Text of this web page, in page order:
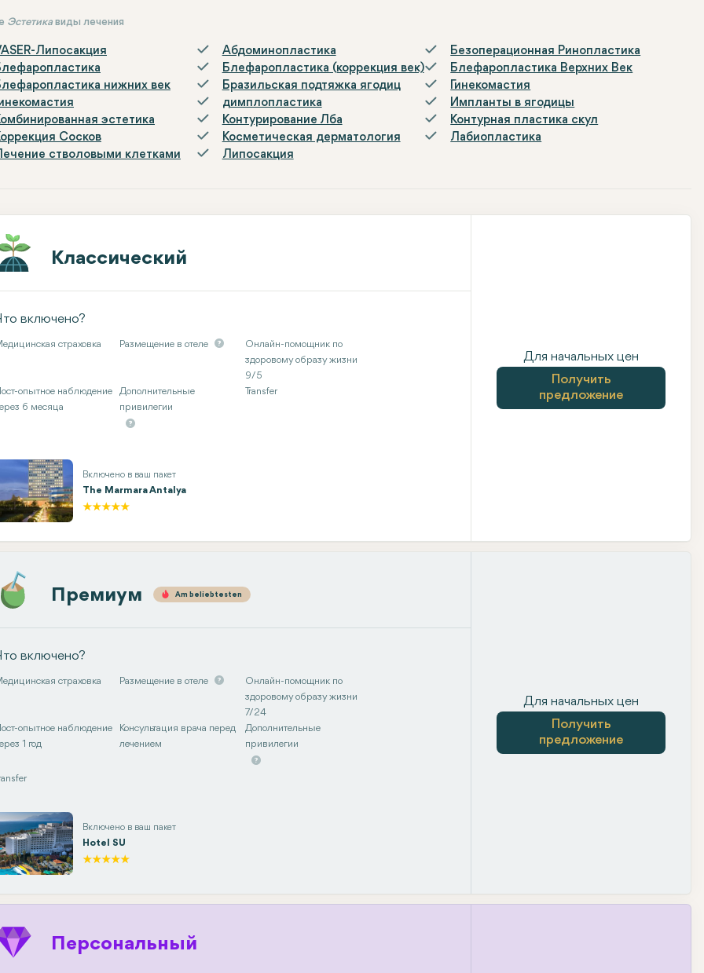
Эстетика виды лечения
Липосакция Абдоминопластика
Безоперационная Ринопластика
Блефаропластика (коррекция век)
Блефаропластика Верхних Век
нижних век
Бразильская подтяжка ягодиц
Гинекомастия
димплопластика
Импланты в ягодицы
эстетика
Контурирование Лба
Контурная пластика скул
Сосков
Косметическая дерматология
Лабиопластика
стволовыми клетками
Липосакция
Классический
включено?
страховка Размещение в отеле
Онлайн-помощник по
здоровому образу жизни
9/5
Пост-опытное наблюдение
6 месяца
Дополнительные
привилегии
Transfer
Включено в ваш пакет
The Marmara Antalya
Для начальных цен
Получить
предложение
Премиум Am beliebtesten
включено?
страховка Размещение в отеле
Онлайн-помощник по
здоровому образу жизни
7/24
Пост-опытное наблюдение
1 год
Консультация врача перед
лечением
Дополнительные
привилегии
Включено в ваш пакет
Hotel SU
Для начальных цен
Получить
предложение
Персональный